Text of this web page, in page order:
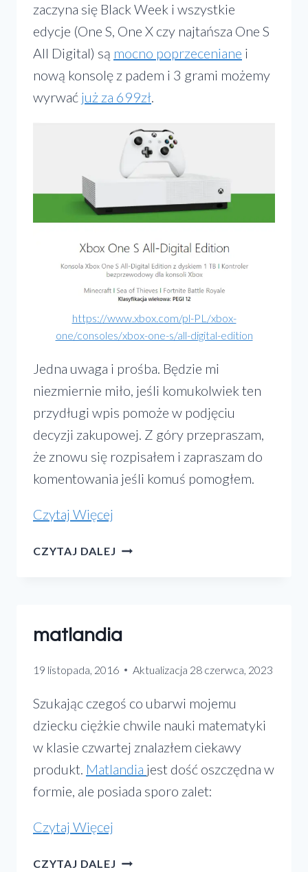
zaczyna się Black Week i wszystkie
edycje (One S, One X czy najtańsza One S
All Digital) są mocno poprzeceniane i
nową konsolę z padem i 3 grami możemy
wyrwać już za 699zł.
https://www.xbox.com/pl-PL/xbox-
one/consoles/xbox-one-s/all-digital-edition
Jedna uwaga i prośba. Będzie mi
niezmiernie miło, jeśli komukolwiek ten
przydługi wpis pomoże w podjęciu
decyzji zakupowej. Z góry przepraszam,
że znowu się rozpisałem i zapraszam do
komentowania jeśli komuś pomogłem.
Czytaj Więcej
Pecet?
„do
salonu
gier”
kupić
dlaczego
Xboxa”
CZYTAJ DALEJ XBOX?
SPRZĘT
SALONU
GIER”
KUPIĆ
DLACZEGO
XBOXA
matlandia
19 listopada, 2016 Aktualizacja 28 czerwca, 2023
Szukając czegoś co ubarwi mojemu
dziecku ciężkie chwile nauki matematyki
w klasie czwartej znalazłem ciekawy
produkt. Matlandia jest dość oszczędna w
formie, ale posiada sporo zalet:
Czytaj Więcej
CZYTAJ DALEJ MATLANDIA